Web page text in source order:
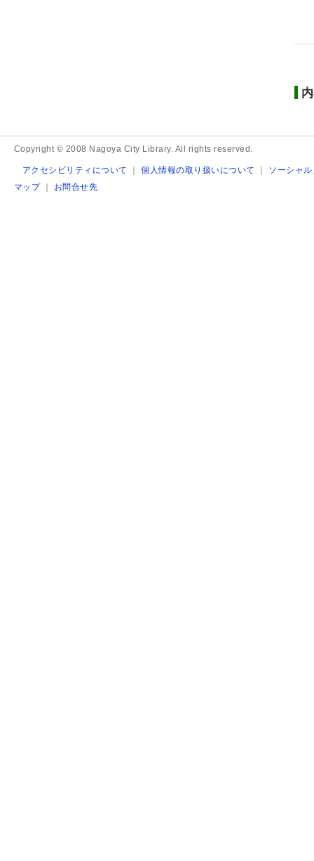
Copyright © 2008 Nagoya City Library. All rights reserved.
アクセシビリティについて ｜個人情報の取り扱いについて ｜ ソーシャ
マップ｜ お問合せ先